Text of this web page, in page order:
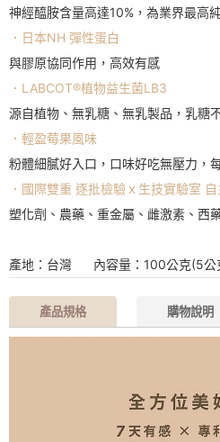
神經醯胺含量高達10%，為業界最高
．日本NH 彈性蛋白
與膠原協同作用，高效有感
．LABCOT®植物益生菌LB3
源自植物、無乳糖、無乳製品，乳糖
．輕盈莓果風味
粉體細膩好入口，口味好吃無壓力，
．國際雙重 逐批檢驗ｘ生技實驗室
塑化劑、農藥、重金屬、雌激素、西
產地：台灣 內容量：100公克(5公
產品規格 購物說明